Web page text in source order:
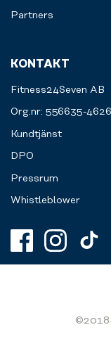
Partners
KONTAKT
Fitness24Seven AB
Org.nr: 556635-4626
Kundtjänst
DPO
Pressrum
Whistleblower